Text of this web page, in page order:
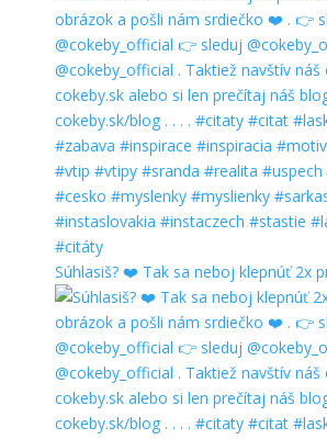
Súhlasiš? ❤️ Tak sa neboj klepnúť 2x